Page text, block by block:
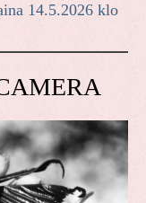
14.5.2026 klo